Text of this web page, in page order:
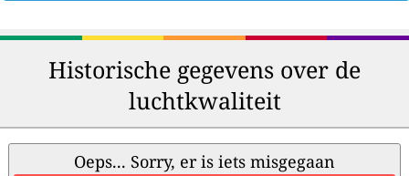
Historische gegevens over de
luchtkwaliteit
Oeps... Sorry, er is iets misgegaan